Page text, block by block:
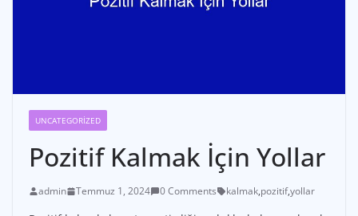
UNCATEGORIZED
Pozitif Kalmak İçin Yollar
admin Temmuz 1, 2024 0 Comments kalmak,pozitif,yollar